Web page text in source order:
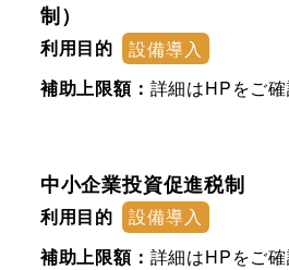
制）
利用目的
設備導入
補助上限額： 詳細はHPをご確
中小企業投資促進税制
利用目的
設備導入
補助上限額： 詳細はHPをご確